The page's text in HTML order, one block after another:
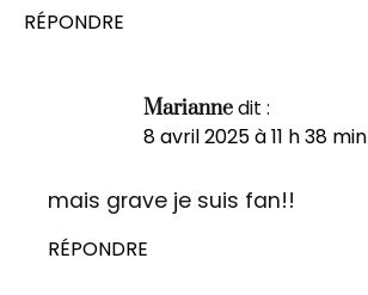
RÉPONDRE
Mariannedit :
8 avril 2025 à 11 h 38 min
mais grave je suis fan!!
RÉPONDRE